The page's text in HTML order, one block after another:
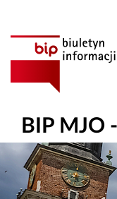
BIP MJO